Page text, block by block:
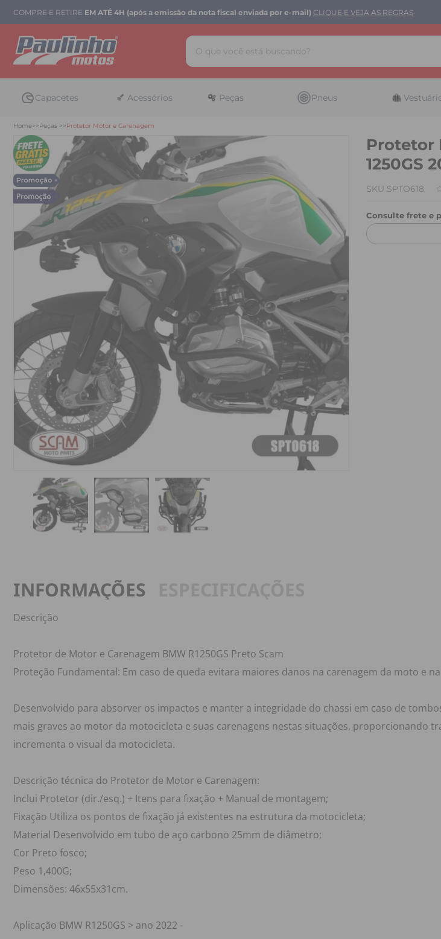
COMPRE E RETIRE EM ATÉ 4H (após a emissão da nota fiscal enviada por e-mail) CLIQUE E VEJA AS REGRAS
Capacetes Acessórios Peças Pneus
Home Peças Protetor Motor e Carenagem
Protetor
1250GS
SKU SPTO618
Consulte frete e
INFORMAÇÕES
Descrição
Protetor de Motor e Carenagem BMW R1250GS Preto Scam
Proteção Fundamental: Em caso de queda evitara maiores danos na carenagem da moto e
Desenvolvido para absorver os impactos e manter a integridade do chassi em caso de
mais graves ao motor da motocicleta e suas carenagens nestas situações,
incrementa o visual da motocicleta.
Descrição técnica do Protetor de Motor e Carenagem:
Inclui Protetor (dir./esq.) + Itens para fixação + Manual de montagem;
Fixação Utiliza os pontos de fixação já existentes na estrutura da motocicleta;
Material Desenvolvido em tubo de aço carbono 25mm de diâmetro;
Cor Preto fosco;
Peso 1,400G;
Dimensões: 46x55x31cm.
Aplicação BMW R1250GS > ano 2022 -